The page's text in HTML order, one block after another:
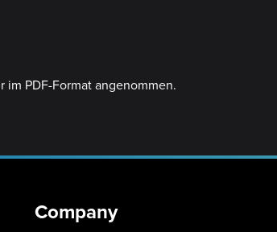
PDF-Format angenommen.
Company